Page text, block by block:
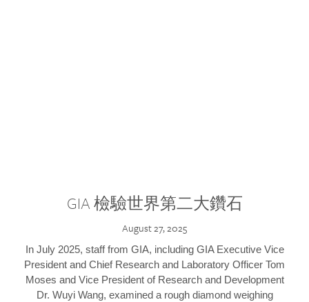
GIA 檢驗世界第二大鑽石
August 27, 2025
In July 2025, staff from GIA, including GIA Executive Vice
President and Chief Research and Laboratory Officer Tom
Moses and Vice President of Research and Development
Dr. Wuyi Wang, examined a rough diamond weighing